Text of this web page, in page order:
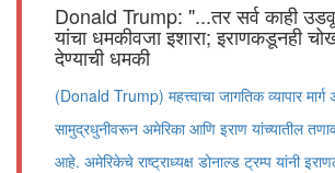
Donald Trump: "...तर सर्व काही
यांचा धमकीवजा इशारा; इराणकडूनही
देण्याची धमकी
(Donald Trump) महत्त्वाचा जागतिक व्यापार मार्ग
सामुद्रधुनीवरून अमेरिका आणि इराण यांच्यातील
आहे. अमेरिकेचे राष्ट्राध्यक्ष डोनाल्ड ट्रम्प यांनी